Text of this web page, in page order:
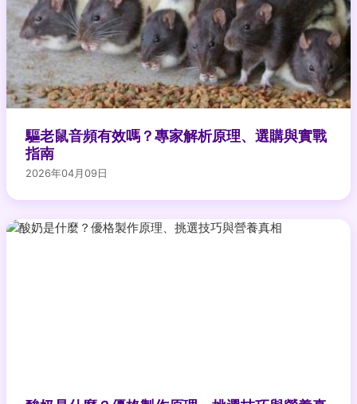
驅老鼠音頻有效嗎？專家解析原理、選購與實戰
指南
2026年04月09日